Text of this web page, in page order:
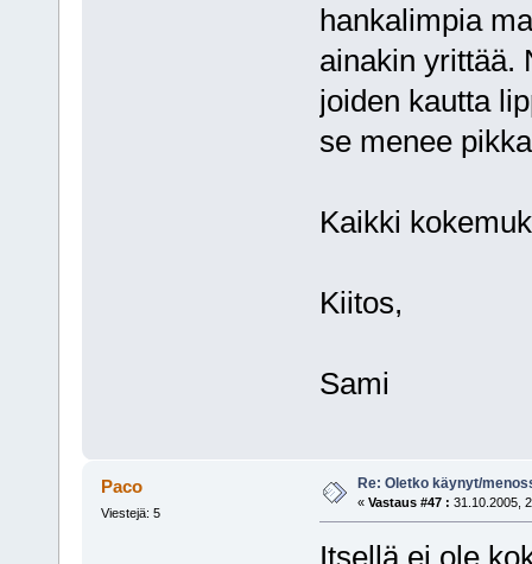
hankalimpia
ainakin yrittää.
joiden kautta
se menee
Kaikki
Kiitos,
Sami
Paco
Viestejä: 5
Re: Oletko käynyt/
« Vastaus #47 : 31.10.2005,